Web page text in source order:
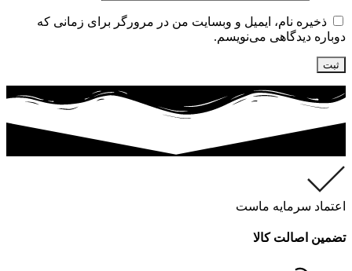
ذخیره نام، ایمیل و وبسایت من در مرورگر برای زمانی که
دوباره دیدگاهی می‌نویسم.
اعتماد سرمایه ماست
تضمین اصالت کالا